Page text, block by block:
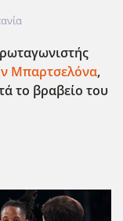
Μπαρτσελόνα,
το βραβείο του